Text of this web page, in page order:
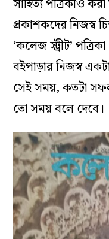
সাহিত্য পত্রিকাও
প্রকাশকদের নিজস্ব
‘কলেজ স্ট্রীট’
বইপাড়ার নিজস্ব
সেই সময়, কতটা
তো সময় বলে দেবে।